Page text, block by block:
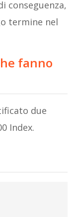
conseguenza,
termine nel
fanno
due
Index.